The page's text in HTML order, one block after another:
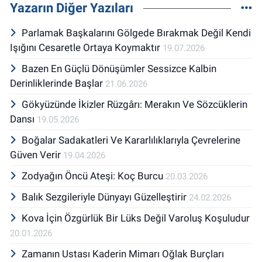
Yazarın Diğer Yazıları
Parlamak Başkalarını Gölgede Bırakmak Değil Kendi
Işığını Cesaretle Ortaya Koymaktır 19.07.2026
Bazen En Güçlü Dönüşümler Sessizce Kalbin
Derinliklerinde Başlar 21.06.2026
Gökyüzünde İkizler Rüzgârı: Merakın Ve Sözcüklerin
Dansı 19.05.2026
Boğalar Sadakatleri Ve Kararlılıklarıyla Çevrelerine
Güven Verir 19.04.2026
Zodyağın Öncü Ateşi: Koç Burcu 20.03.2026
Balık Sezgileriyle Dünyayı Güzelleştirir 24.02.2026
Kova İçin Özgürlük Bir Lüks Değil Varoluş Koşuludur
20.01.2026
Zamanın Ustası Kaderin Mimarı Oğlak Burçları